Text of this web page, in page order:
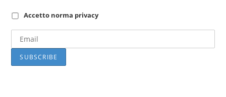
Accetto norma privacy